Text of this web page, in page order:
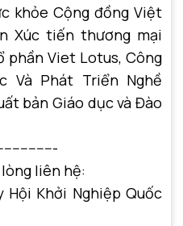
khỏe Cộng đồng Việt
Xúc tiến thương mại
phần Viet Lotus, Công
Và Phát Triển Nghề
bản Giáo dục và Đào
liên hệ:
Hội Khởi Nghiệp Quốc